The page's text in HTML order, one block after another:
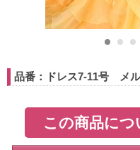
品番：ドレス7-11号 メ
この商品に